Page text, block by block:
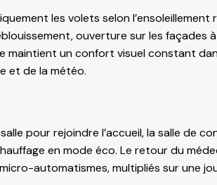
les volets selon l’ensoleillement
ouverture sur les façades
un confort visuel constant
et de la météo.
pour rejoindre l’accueil, la salle de
en mode éco. Le retour du
automatismes, multipliés sur une